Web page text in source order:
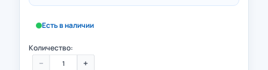
Есть в наличии
Количество:
− +